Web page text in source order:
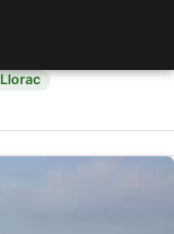
Llorac